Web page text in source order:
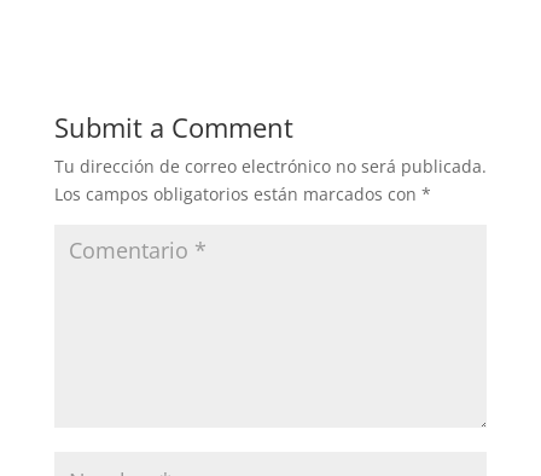
Submit a Comment
Tu dirección de correo electrónico no será publicada.
Los campos obligatorios están marcados con *